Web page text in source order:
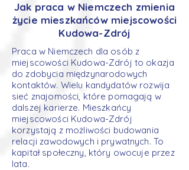
Jak praca w Niemczech zmienia
życie mieszkańców miejscowości
Kudowa-Zdrój
Praca w Niemczech dla osób z
miejscowości Kudowa-Zdrój to okazja
do zdobycia międzynarodowych
kontaktów. Wielu kandydatów rozwija
sieć znajomości, które pomagają w
dalszej karierze. Mieszkańcy
miejscowości Kudowa-Zdrój
korzystają z możliwości budowania
relacji zawodowych i prywatnych. To
kapitał społeczny, który owocuje przez
lata.